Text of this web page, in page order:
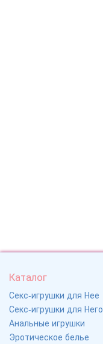
Каталог
Секс-игрушки для Нее
Секс-игрушки для Него
Анальные игрушки
Эротическое белье